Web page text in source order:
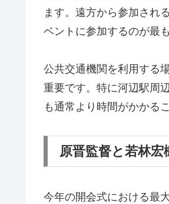
ます。遠方から参加され
ベントに参加するのが最
公共交通機関を利用する
重要です。特に河辺駅周
も通常より時間がかかる
原晋監督と若林
今年の開会式における最